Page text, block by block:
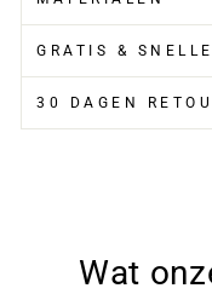
GRATIS &
30 DAGEN
Wat